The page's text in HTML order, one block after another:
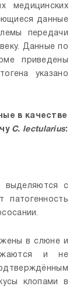
медицинских
данные
передачи
Данные по
приведены
указано
в качестве
С. lectularius:
выделяются с
патогенность
в слюне и
и не
клопами в